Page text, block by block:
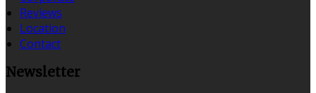
Reviews
Location
Contact
Newsletter